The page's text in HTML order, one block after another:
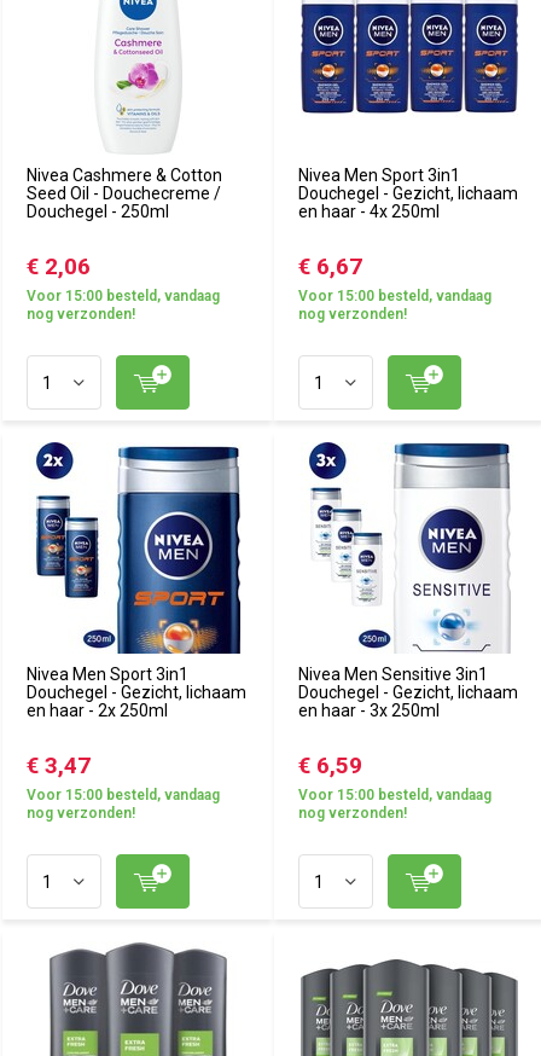
Nivea Cashmere & Cotton
Seed Oil - Douchecreme /
Douchegel - 250ml
€ 2,06
Voor 15:00 besteld, vandaag
nog verzonden!
Nivea Men Sport 3in1
Douchegel - Gezicht, lichaam
en haar - 4x 250ml
€ 6,67
Voor 15:00 besteld, vandaag
nog verzonden!
Nivea Men Sport 3in1
Douchegel - Gezicht, lichaam
en haar - 2x 250ml
€ 3,47
Voor 15:00 besteld, vandaag
nog verzonden!
Nivea Men Sensitive 3in1
Douchegel - Gezicht, lichaam
en haar - 3x 250ml
€ 6,59
Voor 15:00 besteld, vandaag
nog verzonden!